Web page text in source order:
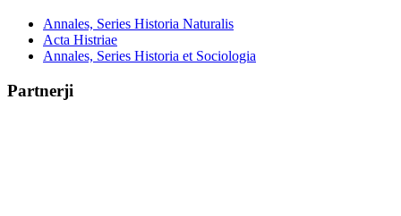
Annales, Series Historia Naturalis
Acta Histriae
Annales, Series Historia et Sociologia
Partnerji